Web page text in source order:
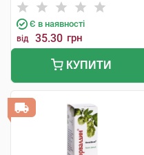
Є в наявності
від 35.30 грн
КУПИТИ